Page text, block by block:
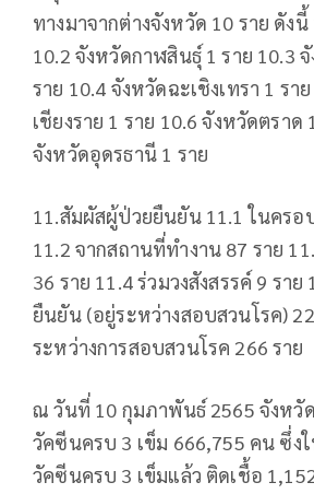
ทางมาจากต่างจังหวัด 10 ราย ดัง
10.2 จังหวัดกาฬสินธุ์ 1 ราย 10.3
ราย 10.4 จังหวัดฉะเชิงเทรา 1 รา
เชียงราย 1 ราย 10.6 จังหวัดตราด
จังหวัดอุดรธานี 1 ราย
11.สัมผัสผู้ป่วยยืนยัน 11.1 ในครอ
11.2 จากสถานที่ทำงาน 87 ราย
36 ราย 11.4 ร่วมวงสังสรรค์ 9 รา
ยืนยัน (อยู่ระหว่างสอบสวนโรค)
ระหว่างการสอบสวนโรค 266 ราย
ณ วันที่ 10 กุมภาพันธ์ 2565 จังหวั
วัคซีนครบ 3 เข็ม 666,755 คน ซึ่ง
วัคซีนครบ 3 เข็มแล้ว ติดเชื้อ